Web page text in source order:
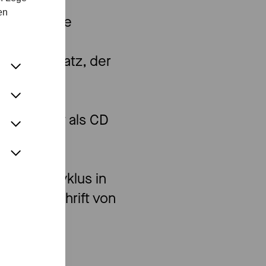
Wiebke
Finalsatz, der
und ist als CD
Zyklus in
Handschrift von